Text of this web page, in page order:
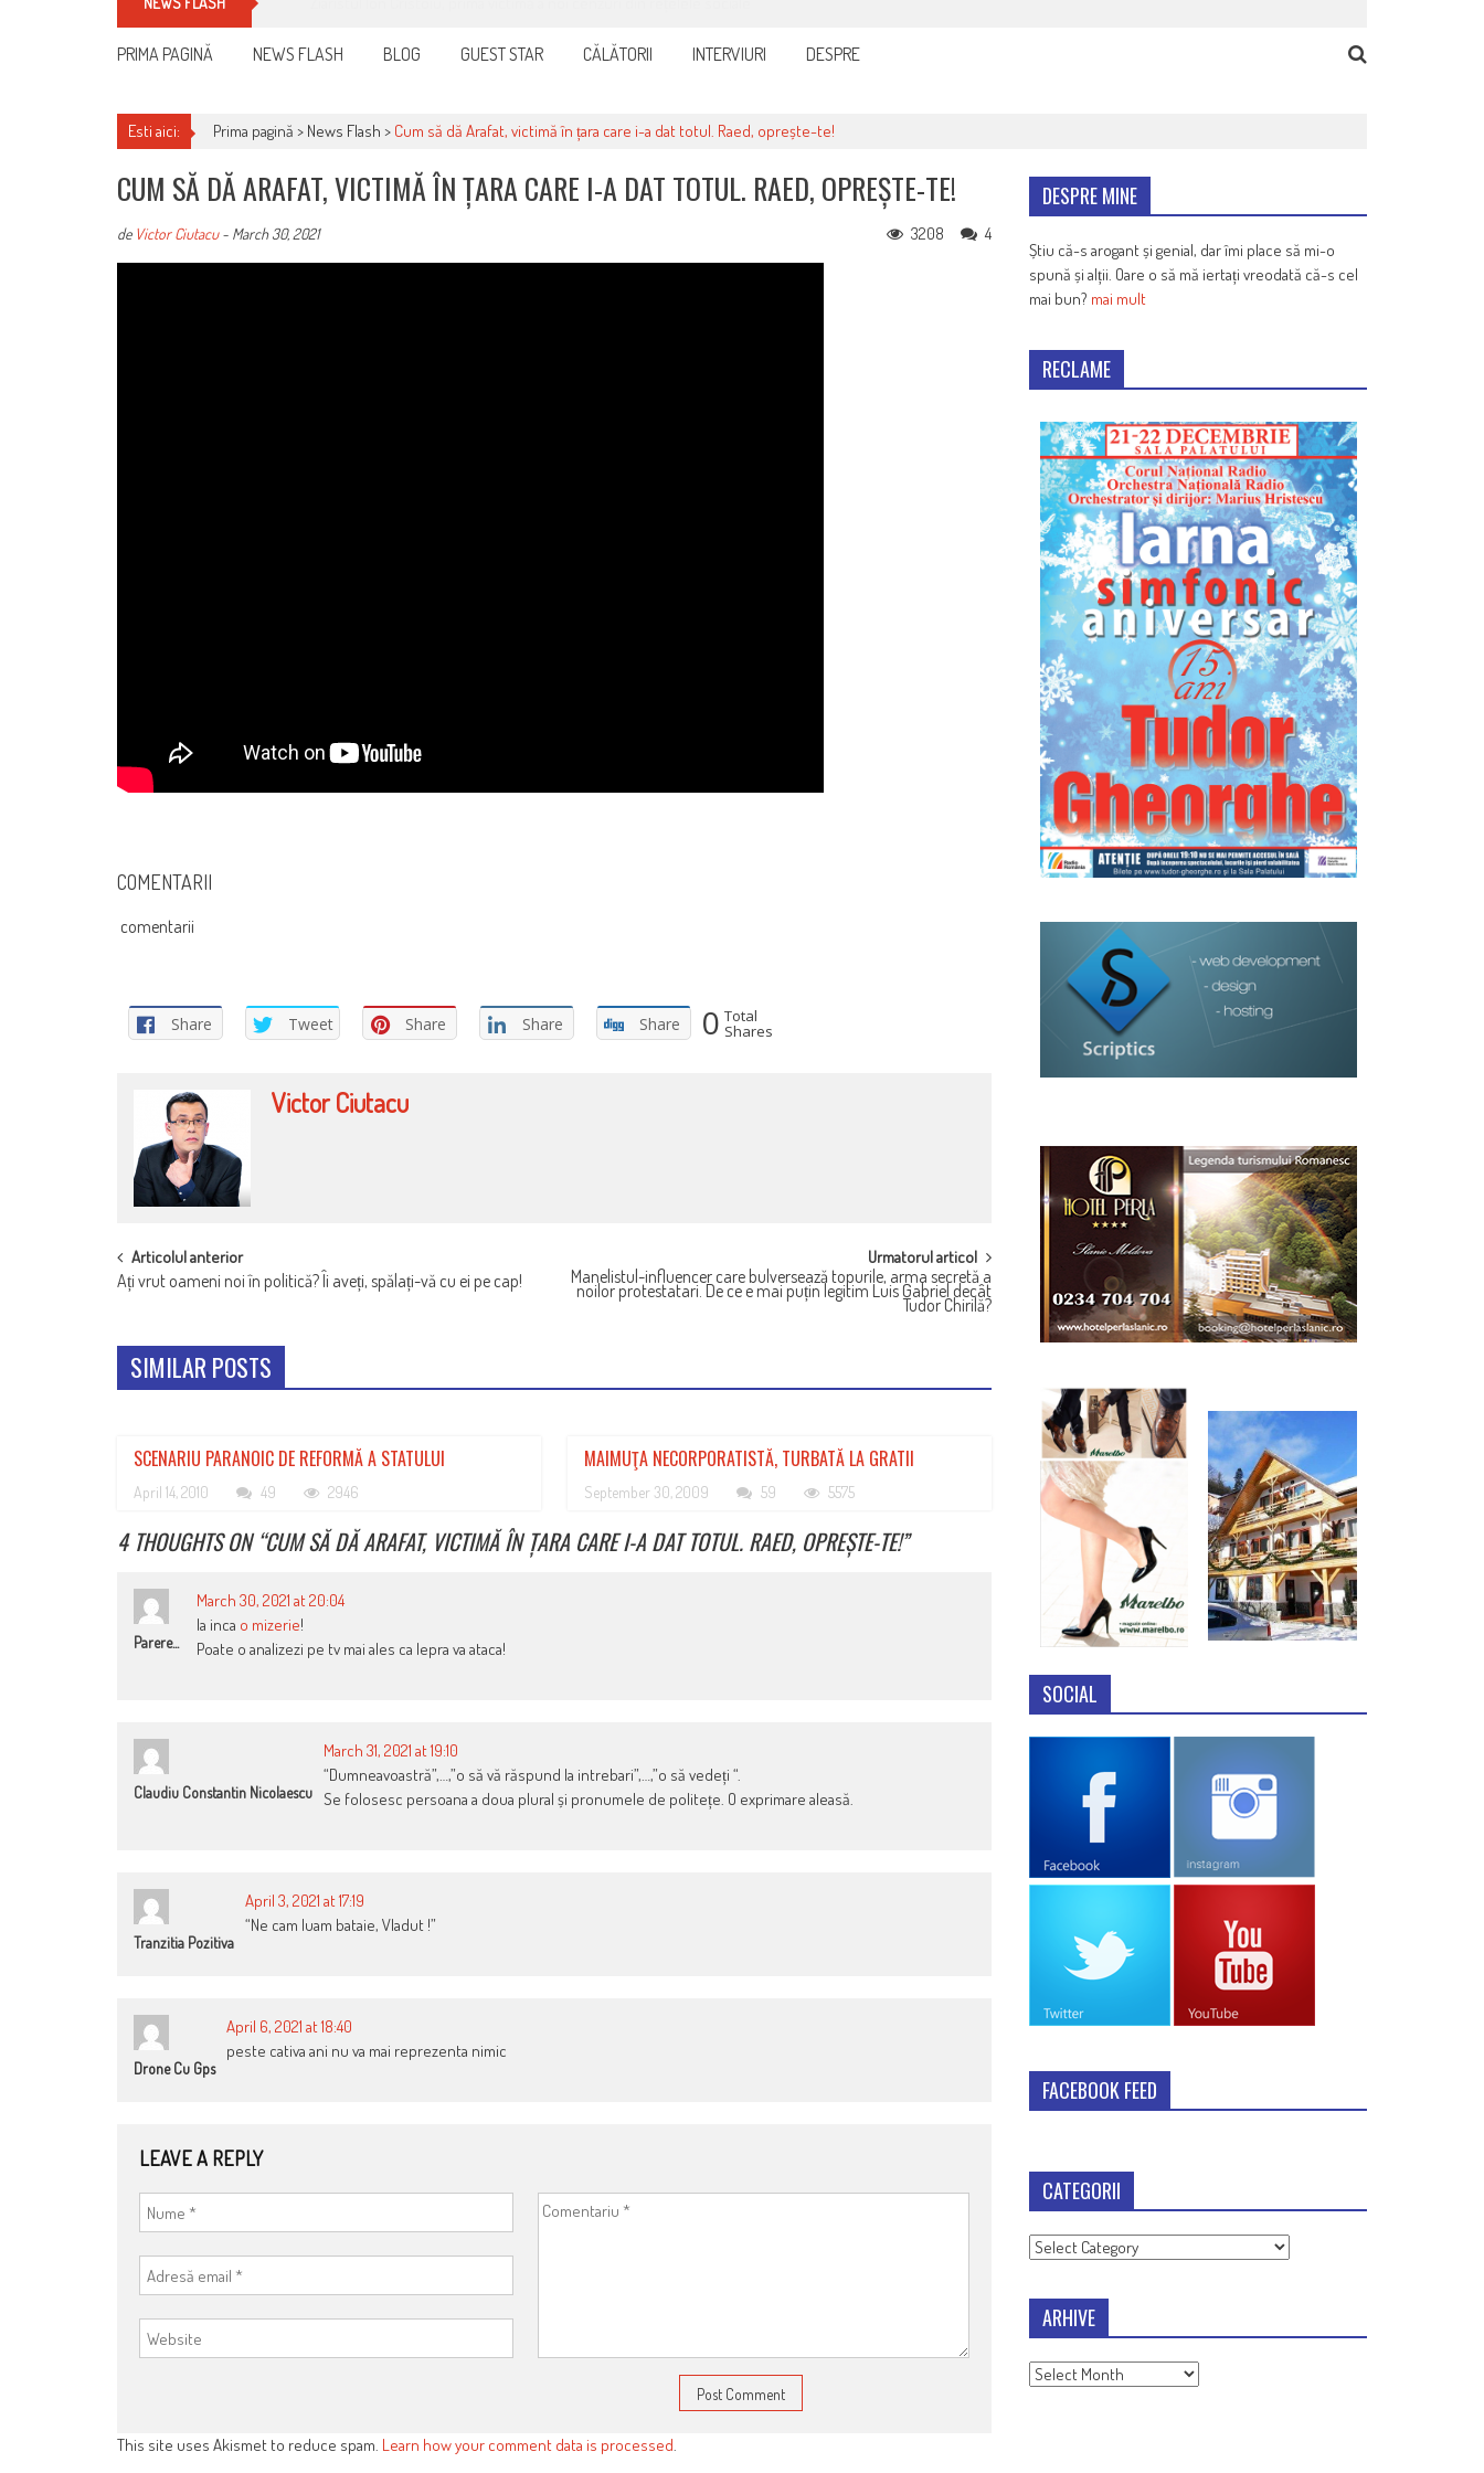
PRIMA PAGINĂ NEWS FLASH BLOG GUEST STAR CĂLĂTORII INTERVIURI DESPRE
Esti aici: Prima pagină > News Flash > Cum să dă Arafat, victimă în țara care i-a dat totul. Raed, oprește-te!
CUM SĂ DĂ ARAFAT, VICTIMĂ ÎN ȚARA CARE I-A DAT TOTUL. RAED, OPREȘTE-TE!
de Victor Ciutacu- March 30, 2021 4
3208
COMENTARII
comentarii
Share Tweet Share Share Share 0 Total
Shares
Victor Ciutacu
POST
NAVIGATION
Articolul anterior
Ați vrut oameni noi în politică? Îi aveți, spălați-vă cu ei pe cap!
Urmatorul articol
Manelistul-influencer care bulversează topurile, arma secretă a
noilor protestatari. De ce e mai puțin legitim Luis Gabriel decât
Tudor Chirilă?
SIMILAR POSTS
SCENARIU PARANOIC DE REFORMĂ A STATULUI
April 14, 2010 49 2946
MAIMUŢA NECORPORATISTĂ, TURBATĂ LA GRATII
September 30, 2009 59 5575
4 THOUGHTS ON “CUM SĂ DĂ ARAFAT, VICTIMĂ ÎN ȚARA CARE I-A DAT TOTUL. RAED, OPREȘTE-TE!”
Parere...
March 30, 2021 at 20:04
Ia inca o mizerie!
Poate o analizezi pe tv mai ales ca lepra va ataca!
Claudiu Constantin Nicolaescu
March 31, 2021 at 19:10
“Dumneavoastră”,…,”o să vă răspund la intrebari”,…,”o să vedeți “.
Se folosesc persoana a doua plural și pronumele de politețe. O exprimare aleasă.
Tranzitia Pozitiva
April 3, 2021 at 17:19
“Ne cam luam bataie, Vladut !”
Drone Cu Gps
April 6, 2021 at 18:40
peste cativa ani nu va mai reprezenta nimic
LEAVE A REPLY
This site uses Akismet to reduce spam. Learn how your comment data is processed.
DESPRE MINE
Știu că-s arogant și genial, dar îmi place să mi-o
spună și alții. Oare o să mă iertați vreodată că-s cel
mai bun? mai mult
RECLAME
SOCIAL
FACEBOOK FEED
CATEGORII
Categorii
ARHIVE
Arhive